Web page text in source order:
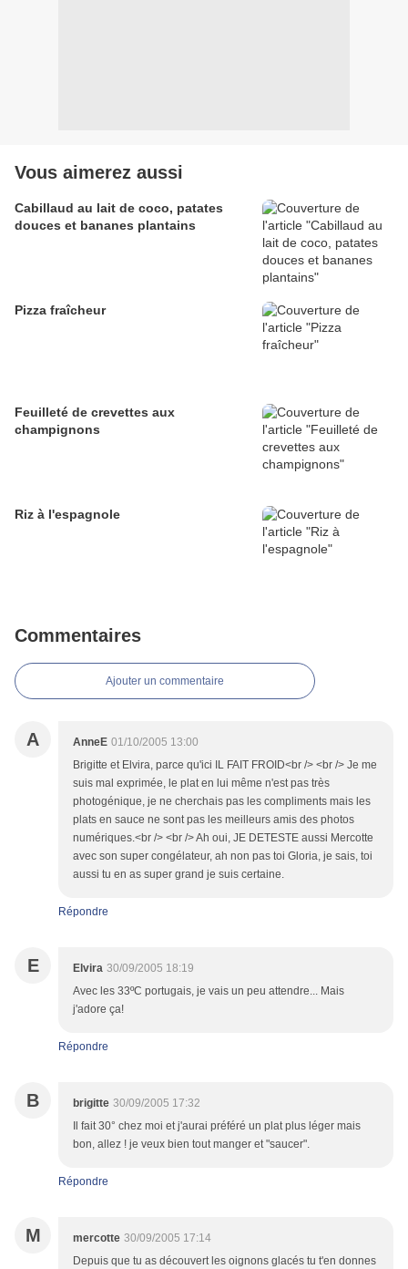
Vous aimerez aussi
Cabillaud au lait de coco, patates
douces et bananes plantains
Pizza fraîcheur
Feuilleté de crevettes aux
champignons
Riz à l'espagnole
Commentaires
Ajouter un commentaire
A AnneE 01/10/2005 13:00
Brigitte et Elvira, parce qu'ici IL FAIT FROID<br /> <br /> Je me
suis mal exprimée, le plat en lui même n'est pas très
photogénique, je ne cherchais pas les compliments mais les
plats en sauce ne sont pas les meilleurs amis des photos
numériques.<br /> <br /> Ah oui, JE DETESTE aussi Mercotte
avec son super congélateur, ah non pas toi Gloria, je sais, toi
aussi tu en as super grand je suis certaine.
Répondre
E Elvira 30/09/2005 18:19
Avec les 33ºC portugais, je vais un peu attendre... Mais
j'adore ça!
Répondre
B brigitte 30/09/2005 17:32
Il fait 30° chez moi et j'aurai préféré un plat plus léger mais
bon, allez ! je veux bien tout manger et "saucer".
Répondre
M mercotte 30/09/2005 17:14
Depuis que tu as découvert les oignons glacés tu t'en donnes